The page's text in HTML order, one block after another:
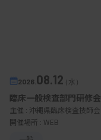
2026. 08.12（水）
臨床一般検査部門研修会
主催 : 沖縄県臨床検査技師会
開催場所 : WEB